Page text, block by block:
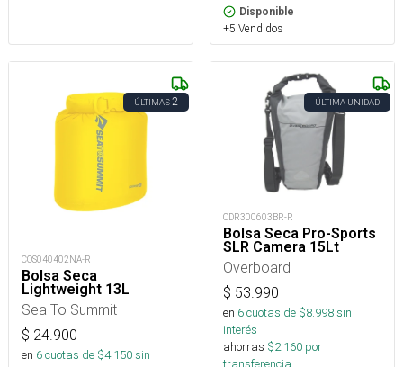
Disponible
+5 Vendidos
ÚLTIMAS2
COS040402NA-R
Bolsa Seca
Lightweight 13L
Sea To Summit
$ 24.900
en 6cuotas de $4.150sin
ÚLTIMA UNIDAD
ODR300603BR-R
Bolsa Seca Pro-Sports
SLR Camera 15Lt
Overboard
$ 53.990
en 6cuotas de $8.998sin
interés
ahorras $2.160 por